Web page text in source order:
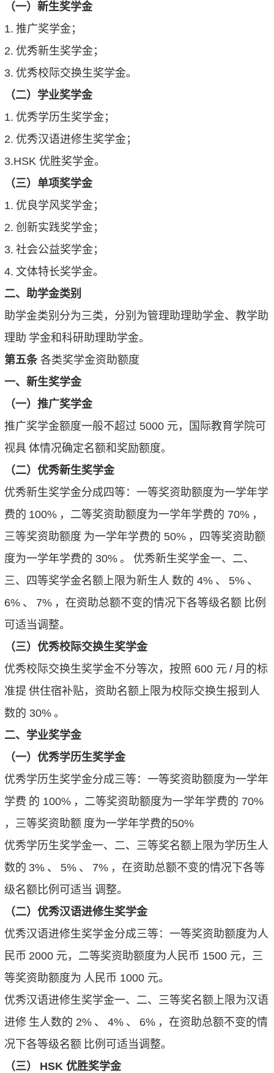
（一）新生奖学金
1. 推广奖学金；
2. 优秀新生奖学金；
3. 优秀校际交换生奖学金。
（二）学业奖学金
1. 优秀学历生奖学金；
2. 优秀汉语进修生奖学金；
3.HSK 优胜奖学金。
（三）单项奖学金
1. 优良学风奖学金；
2. 创新实践奖学金；
3. 社会公益奖学金；
4. 文体特长奖学金。
二、助学金类别
助学金类别分为三类，分别为管理助理助学金、教学助
理助 学金和科研助理助学金。
第五条 各类奖学金资助额度
一、新生奖学金
（一）推广奖学金
推广奖学金额度一般不超过 5000 元，国际教育学院可
视具 体情况确定名额和奖励额度。
（二）优秀新生奖学金
优秀新生奖学金分成四等：一等奖资助额度为一学年学
费的 100% ，二等奖资助额度为一学年学费的 70% ，
三等奖资助额度 为一学年学费的 50% ，四等奖资助额
度为一学年学费的 30% 。
优秀新生奖学金一、二、
三、四等奖学金名额上限为新生人 数的 4% 、 5% 、
6% 、 7% ，在资助总额不变的情况下各等级名额 比例
可适当调整。
（三）优秀校际交换生奖学金
优秀校际交换生奖学金不分等次，按照 600 元 / 月的标
准提 供住宿补贴，资助名额上限为校际交换生报到人
数的 30% 。
二、学业奖学金
（一）优秀学历生奖学金
优秀学历生奖学金分成三等：一等奖资助额度为一学年
学费 的 100% ，二等奖资助额度为一学年学费的 70%
，三等奖资助额 度为一学年学费的50%
优秀学历生奖学金一、二、三等奖名额上限为学历生人
数的 3% 、 5% 、 7% ，在资助总额不变的情况下各等
级名额比例可适当 调整。
（二）优秀汉语进修生奖学金
优秀汉语进修生奖学金分成三等：一等奖资助额度为人
民币 2000 元，二等奖资助额度为人民币 1500 元，三
等奖资助额度为 人民币 1000 元。
优秀汉语进修生奖学金一、二、三等奖名额上限为汉语
进修 生人数的 2% 、 4% 、 6% ，在资助总额不变的情
况下各等级名额 比例可适当调整。
（三）
HSK 优胜奖学金